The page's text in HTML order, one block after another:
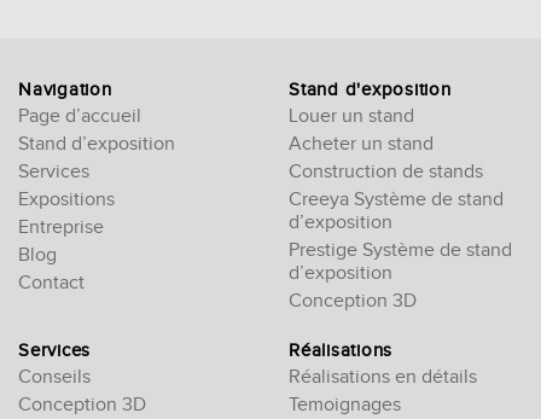
Navigation
Page d’accueil
Stand d’exposition
Services
Expositions
Entreprise
Blog
Contact
Stand d'exposition
Louer un stand
Acheter un stand
Construction de stands
Creeya Système de stand
d’exposition
Prestige Système de stand
d’exposition
Conception 3D
Services
Conseils
Conception 3D
Réalisations
Réalisations en détails
Temoignages